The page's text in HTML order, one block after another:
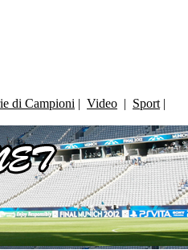
di Campioni | Video | Sport |